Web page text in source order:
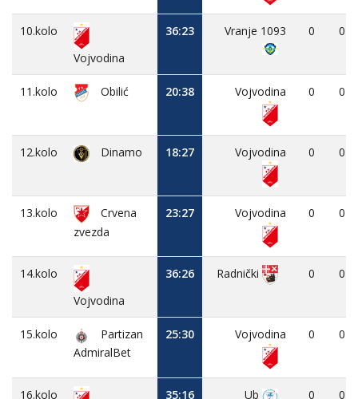
10.kolo
Vojvodina
36:23 Vranje 1093 0 0
11.kolo Obilić 20:38 Vojvodina 0 0
12.kolo Dinamo 18:27 Vojvodina 0 0
13.kolo
Crvena
zvezda
23:27 Vojvodina 0 0
14.kolo
Vojvodina
36:26 Radnički 0 0
15.kolo
Partizan
AdmiralBet
25:30 Vojvodina 0 0
16.kolo
35:16 Ub 0 0